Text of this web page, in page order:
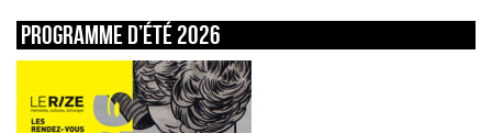
Programme d’été 2026